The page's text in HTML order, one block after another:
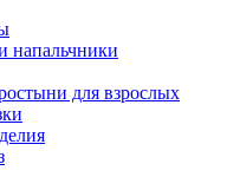
напальчники
для взрослых